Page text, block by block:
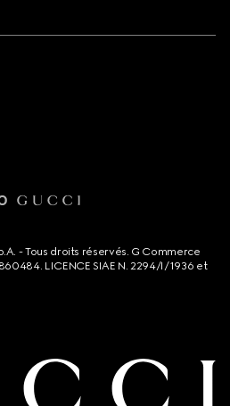
- Tous droits réservés. G Commerce
LICENCE SIAE N. 2294/I/1936 et